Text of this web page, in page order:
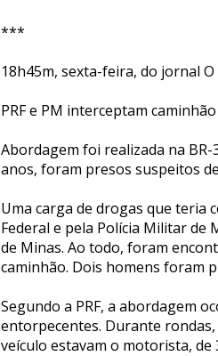
***
18h45m, sexta-feira, do jornal O
PRF e PM interceptam
Abordagem foi realizada na BR-
anos, foram presos suspeitos
Uma carga de drogas que teria
Federal e pela Polícia Militar de
de Minas. Ao todo, foram
caminhão. Dois homens foram
Segundo a PRF, a abordagem
entorpecentes. Durante
veículo estavam o motorista, de